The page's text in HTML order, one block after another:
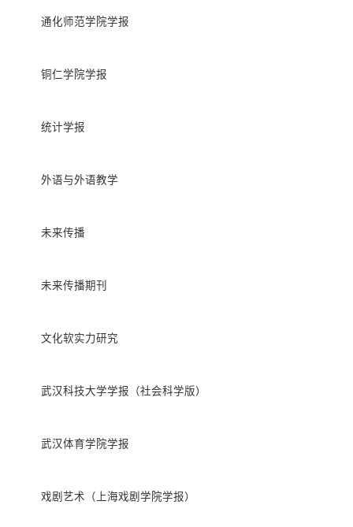
通化师范学院学报
铜仁学院学报
统计学报
外语与外语教学
未来传播
未来传播期刊
文化软实力研究
武汉科技大学学报（社会科学版）
武汉体育学院学报
戏剧艺术（上海戏剧学院学报）